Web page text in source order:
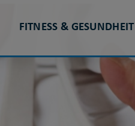
FITNESS & GESUNDHEIT